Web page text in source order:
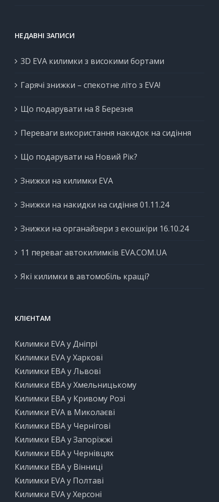
НЕДАВНІ ЗАПИСИ
3D EVA килимки з високими бортами
Гарячі знижки – спекотне літо з EVA!
Що подарувати на 8 Березня
Переваги використання накидок на сидіння
Що подарувати на Новий Рік?
Знижки на килимки EVA
Знижки на накидки на сидіння 01.11.24
Знижки на органайзери з екошкіри 16.10.24
11 переваг автокилимків EVA.COM.UA
Які килимки в автомобіль кращі?
КЛІЄНТАМ
Килимки EVA у Дніпрі
Килимки EVA у Харкові
Килимки ЕВА у Львові
Килимки ЕВА у Хмельницькому
Килимки ЕВА у Кривому Розі
Килимки EVA в Миколаєві
Килимки ЕВА у Чернігові
Килимки ЕВА у Запоріжжі
Килимки ЕВА у Чернівцях
Килимки ЕВА у Вінниці
Килимки EVA у Полтаві
Килимки EVA у Херсоні